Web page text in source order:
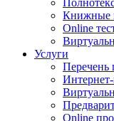
Книжные
Online
Услуги
Перечень
Online